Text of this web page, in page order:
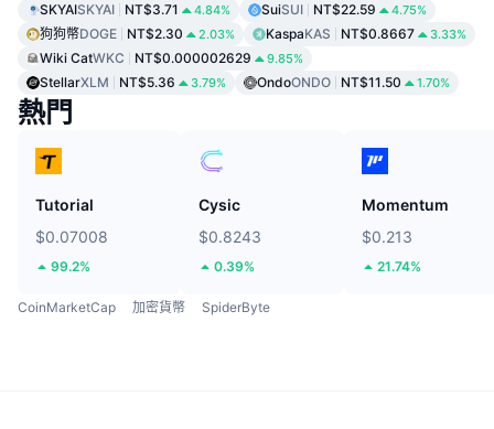
SKYAISKYAI NT$3.71 4.84% SuiSUI NT$22.59 4.75%
狗狗幣DOGE NT$2.30 2.03% KaspaKAS NT$0.8667 3.33%
Wiki CatWKC NT$0.000002629 9.85%
StellarXLM NT$5.36 3.79% OndoONDO NT$11.50 1.70%
熱門
Tutorial
$0.07008
99.2%
Cysic
$0.8243
0.39%
Momentum
$0.213
21.74%
CoinMarketCap 加密貨幣 SpiderByte